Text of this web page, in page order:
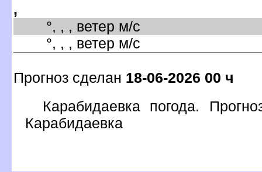
,
°, , , ветер м/с
°, , , ветер м/с
Прогноз сделан 18-06-2026 00 ч
Карабидаевка погода.
Карабидаевка